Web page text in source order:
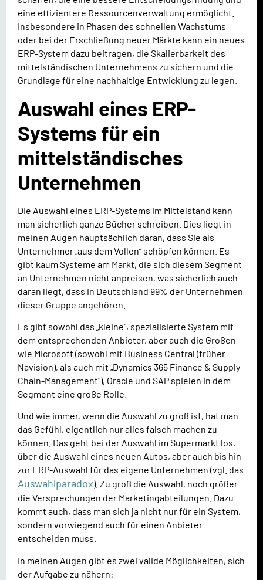
eine effizientere Ressourcenverwaltung ermöglicht.
Insbesondere in Phasen des schnellen Wachstums
oder bei der Erschließung neuer Märkte kann ein neues
ERP-System dazu beitragen, die Skalierbarkeit des
mittelständischen Unternehmens zu sichern und die
Grundlage für eine nachhaltige Entwicklung zu legen.
Auswahl eines ERP-
Systems für ein
mittelständisches
Unternehmen
Die Auswahl eines ERP-Systems im Mittelstand kann
man sicherlich ganze Bücher schreiben. Dies liegt in
meinen Augen hauptsächlich daran, dass Sie als
Unternehmer „aus dem Vollen“ schöpfen können. Es
gibt kaum Systeme am Markt, die sich diesem Segment
an Unternehmen nicht anpreisen, was sicherlich auch
daran liegt, dass in Deutschland 99% der Unternehmen
dieser Gruppe angehören.
Es gibt sowohl das „kleine“, spezialisierte System mit
dem entsprechenden Anbieter, aber auch die Großen
wie Microsoft (sowohl mit Business Central (früher
Navision), als auch mit „Dynamics 365 Finance & Supply-
Chain-Management“), Oracle und SAP spielen in dem
Segment eine große Rolle.
Und wie immer, wenn die Auswahl zu groß ist, hat man
das Gefühl, eigentlich nur alles falsch machen zu
können. Das geht bei der Auswahl im Supermarkt los,
über die Auswahl eines neuen Autos, aber auch bis hin
zur ERP-Auswahl für das eigene Unternehmen (vgl. das
Auswahlparadox). Zu groß die Auswahl, noch größer
die Versprechungen der Marketingabteilungen. Dazu
kommt auch, dass man sich ja nicht nur für ein System,
sondern vorwiegend auch für einen Anbieter
entscheiden muss.
In meinen Augen gibt es zwei valide Möglichkeiten, sich
der Aufgabe zu nähern: